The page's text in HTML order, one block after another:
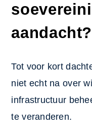
aandacht?
Tot voor kort
niet echt na over
infrastructuur
te veranderen.